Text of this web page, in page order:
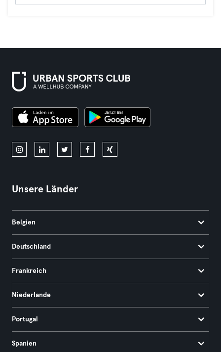
Unsere Länder
Belgien
Deutschland
Frankreich
Niederlande
Portugal
Spanien